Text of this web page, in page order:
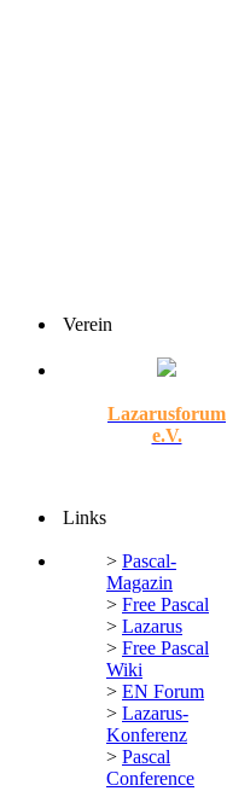
Verein
Lazarusforum
e.V.
Links
> Pascal-
Magazin
> Free Pascal
> Lazarus
> Free Pascal
Wiki
> EN Forum
> Lazarus-
Konferenz
> Pascal
Conference